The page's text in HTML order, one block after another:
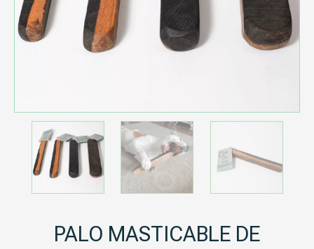
PALO MASTICABLE DE